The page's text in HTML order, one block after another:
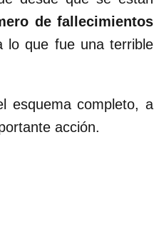
de fallecimientos
lo que fue una terrible
esquema completo, a
acción.